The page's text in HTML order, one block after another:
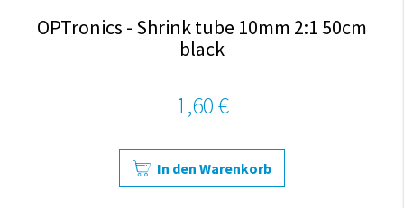
OPTronics - Shrink tube 10mm 2:1 50cm
black
1,60 €
In den Warenkorb